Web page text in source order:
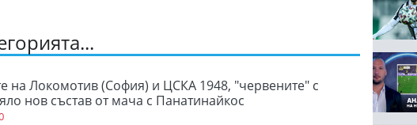
на Локомотив (София) и ЦСКА 1948, "червените" с
нов състав от мача с Панатинайкос